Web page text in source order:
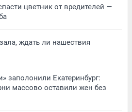
цветник от вредителей —
ждать ли нашествия
заполонили Екатеринбург:
массово оставили жен без